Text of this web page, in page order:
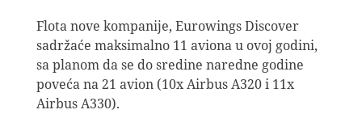
Flota nove kompanije, Eurowings Discover
sadržaće maksimalno 11 aviona u ovoj godini,
sa planom da se do sredine naredne godine
poveća na 21 avion (10x Airbus A320 i 11x
Airbus A330).